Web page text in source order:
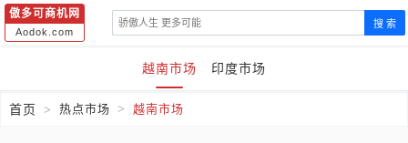
傲多可商机网
Aodok.com
搜 索
越南市场 印度市场
首页 热点市场 越南市场